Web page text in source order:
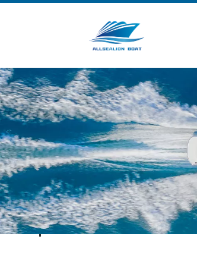
Rumah / Berita / Mengapa
Apa itu Catamaran?